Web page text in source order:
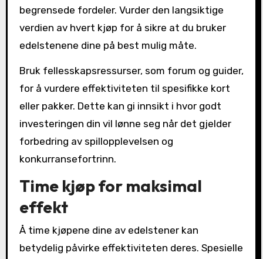
begrensede fordeler. Vurder den langsiktige
verdien av hvert kjøp for å sikre at du bruker
edelstenene dine på best mulig måte.
Bruk fellesskapsressurser, som forum og guider,
for å vurdere effektiviteten til spesifikke kort
eller pakker. Dette kan gi innsikt i hvor godt
investeringen din vil lønne seg når det gjelder
forbedring av spillopplevelsen og
konkurransefortrinn.
Time kjøp for maksimal
effekt
Å time kjøpene dine av edelstener kan
betydelig påvirke effektiviteten deres. Spesielle